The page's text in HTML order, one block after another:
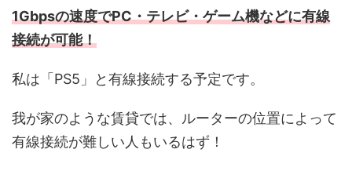
1Gbpsの速度でPC・テレビ・ゲーム機などに有線
接続が可能！
私は「PS5」と有線接続する予定です。
我が家のような賃貸では、ルーターの位置によって
有線接続が難しい人もいるはず！